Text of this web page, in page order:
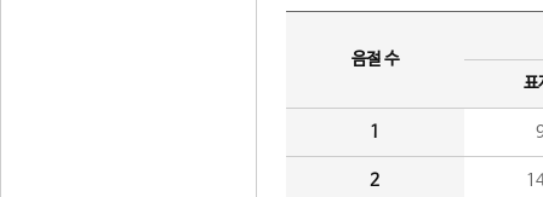
음절 수
표
1
2